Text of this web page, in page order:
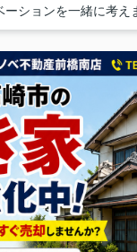
ーションを一緒に考